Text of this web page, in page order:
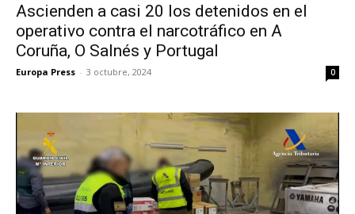
Ascienden a casi 20 los detenidos en el
operativo contra el narcotráfico en A
Coruña, O Salnés y Portugal
Europa Press - 3 octubre, 2024 0